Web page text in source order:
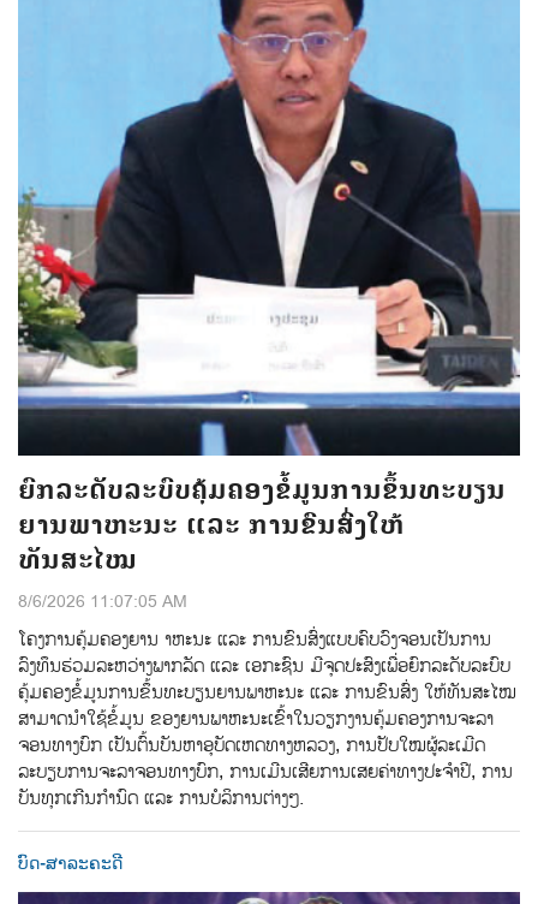
ຍົກລະດັບລະບົບຄຸ້ມຄອງຂໍ້ມູນການຂຶ້ນທະບຽນ
ຍານພາຫະນະ ແລະ ການຂົນສົ່ງໃຫ້
ທັນສະໄໝ
8/6/2026 11:07:05 AM
ໂຄງການຄຸ້ມຄອງຍານ າຫະນະ ແລະ ການຂົນສົ່ງແບບຄົບວົງຈອນເປັນການ
ລົງທຶນຮ່ວມລະຫວ່າງພາກລັດ ແລະ ເອກະຊົນ ມີຈຸດປະສົງເພື່ອຍົກລະດັບລະບົບ
ຄຸ້ມຄອງຂ້ໍມູນການຂ້ຶນທະບຽນຍານພາຫະນະ ແລະ ການຂົນສ່ົງ ໃຫ້ທັນສະໄໝ
ສາມາດນຳໃຊ້ຂໍ້ມູນ ຂອງຍານພາຫະນະເຂົ້າໃນວຽກງານຄຸ້ມຄອງການຈະລາ
ຈອນທາງບົກ ເປັນຕົ້ນບັນຫາອຸບັດເຫດທາງຫລວງ, ການປັບໃໝຜູ້ລະເມີດ
ລະບຽບການຈະລາຈອນທາງບົກ, ການເມີນເສີຍການເສຍຄ່າທາງປະຈຳປີ, ການ
ບັນທຸກເກີນກຳນົດ ແລະ ການບໍລິການຕ່າງໆ.
ບົດ-ສາລະຄະດີ